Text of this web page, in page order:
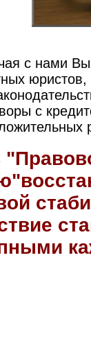
с нами
юристов,
с